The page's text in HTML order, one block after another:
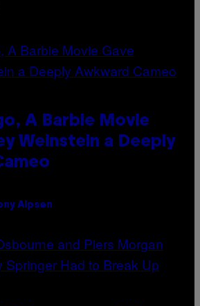
A Barbie Movie
Weinstein a Deeply
Alpsen